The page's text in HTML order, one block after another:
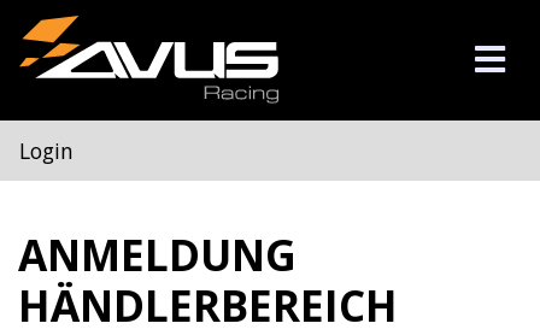
Login
ANMELDUNG
HÄNDLERBEREICH